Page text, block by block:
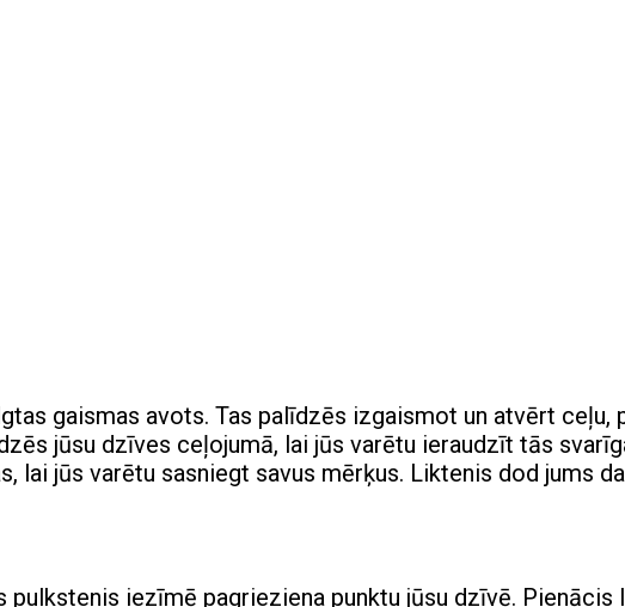
gaismas avots. Tas palīdzēs izgaismot un atvērt ceļu,
jūsu dzīves ceļojumā, lai jūs varētu ieraudzīt tās
lai jūs varētu sasniegt savus mērķus. Liktenis dod jums
pulkstenis iezīmē pagrieziena punktu jūsu dzīvē. Pienācis